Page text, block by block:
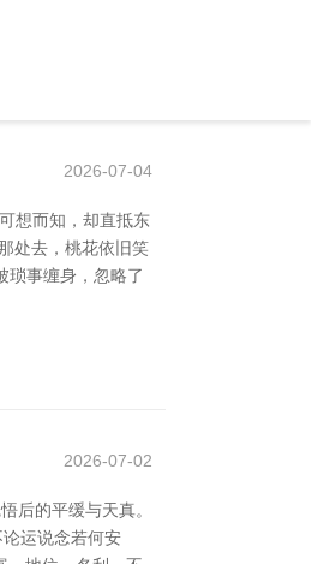
2026-07-04
想而知，却直抵东
处去，桃花依旧笑
琐事缠身，忽略了
2026-07-02
后的平缓与天真。
运说念若何安